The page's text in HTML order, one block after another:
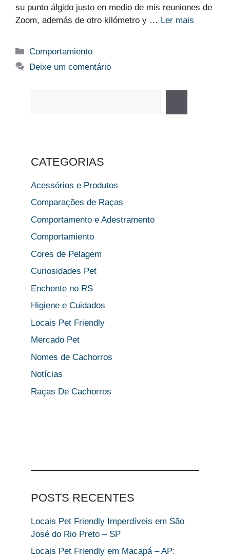
su punto álgido justo en medio de mis reuniones de
Zoom, además de otro kilómetro y … Ler mais
Categorias
Comportamiento
Deixe um comentário
CATEGORIAS
Acessórios e Produtos
Comparações de Raças
Comportamento e Adestramento
Comportamiento
Cores de Pelagem
Curiosidades Pet
Enchente no RS
Higiene e Cuidados
Locais Pet Friendly
Mercado Pet
Nomes de Cachorros
Notícias
Raças De Cachorros
POSTS RECENTES
Locais Pet Friendly Imperdíveis em São
José do Rio Preto – SP
Locais Pet Friendly em Macapá – AP: